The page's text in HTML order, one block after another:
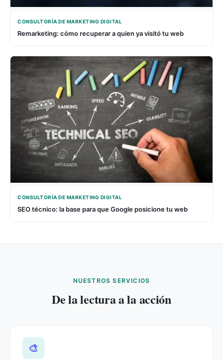
CONSULTORÍA DE MARKETING DIGITAL
Remarketing: cómo recuperar a quien ya visitó tu web
CONSULTORÍA DE MARKETING DIGITAL
SEO técnico: la base para que Google posicione tu web
NUESTROS SERVICIOS
De la lectura a la acción
🎨